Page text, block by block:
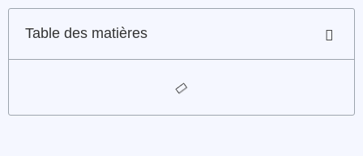
Table des matières